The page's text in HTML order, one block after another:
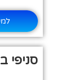
סניפי